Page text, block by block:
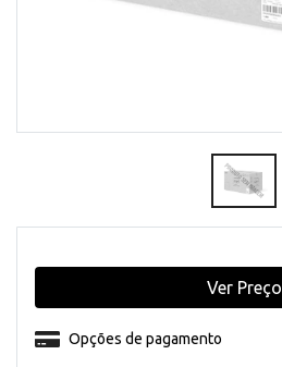
Opções de pagamento
Ver Preço